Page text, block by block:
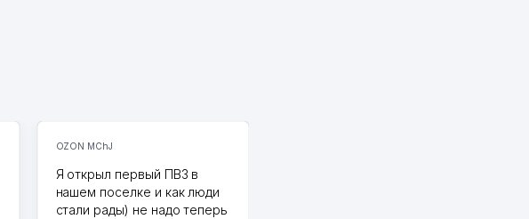
OZON MChJ
Я открыл первый ПВЗ в
нашем поселке и как люди
стали рады) не надо теперь